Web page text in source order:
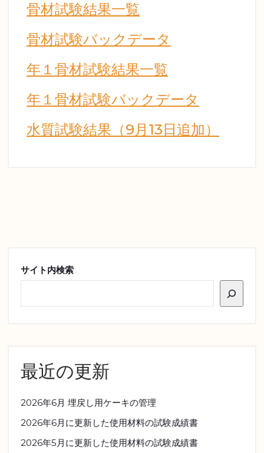
骨材試験結果一覧
骨材試験バックデータ
年１骨材試験結果一覧
年１骨材試験バックデータ
水質試験結果（9月13日追加）
サイト内検索
最近の更新
2026年6月 埋戻し用ケーキの管理
2026年6月に更新した使用材料の試験成績書
2026年5月に更新した使用材料の試験成績書